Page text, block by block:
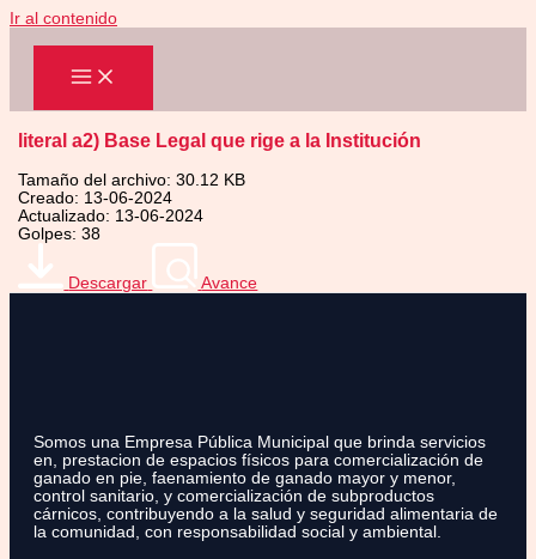
Ir al contenido
literal a2) Base Legal que rige a la Institución
Tamaño del archivo: 30.12 KB
Creado: 13-06-2024
Actualizado: 13-06-2024
Golpes: 38
Descargar Avance
Somos una Empresa Pública Municipal que brinda servicios
en, prestacion de espacios físicos para comercialización de
ganado en pie, faenamiento de ganado mayor y menor,
control sanitario, y comercialización de subproductos
cárnicos, contribuyendo a la salud y seguridad alimentaria de
la comunidad, con responsabilidad social y ambiental.